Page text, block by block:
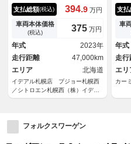
黒革電動シート ＬＥＤライ
ト アクティブＣ ＥＴＣ 全
周囲カメラ シートヒーター
電動リアゲート カープレイ
ブラインドスポット クリアラ
ンスソナー
支払総額(税込) 394.9 万円
車両本体価格
(税込) 375 万円
年式
2023年
走行距離
47,000km
エリア
北海道
イデアル札幌店 プジョー札幌西
／シトロエン札幌西（株）イデア
ル
ＬＩ
ＢＳ
ヒ
ー
／コ
ン
ドラ
支払
車
年式
走行
エリ
カー
フォルクスワーゲン